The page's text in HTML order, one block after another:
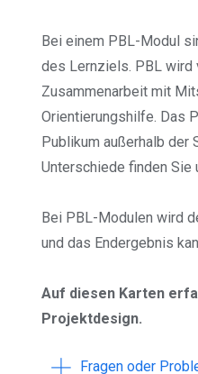
Bei einem PBL-Modul
des Lernziels. PBL wird
Zusammenarbeit mit
Orientierungshilfe. Das
Publikum außerhalb der
Unterschiede finden Sie
Bei PBL-Modulen wird
und das Endergebnis
Auf diesen Karten
Projektdesign.
Fragen oder